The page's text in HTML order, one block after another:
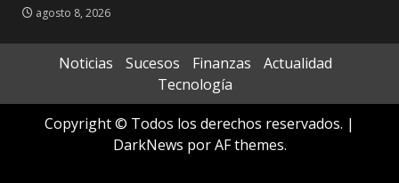
agosto 8, 2026
Noticias Sucesos Finanzas
Actualidad
Tecnología
Copyright © Todos los derechos reservados. |
DarkNews por AF themes.